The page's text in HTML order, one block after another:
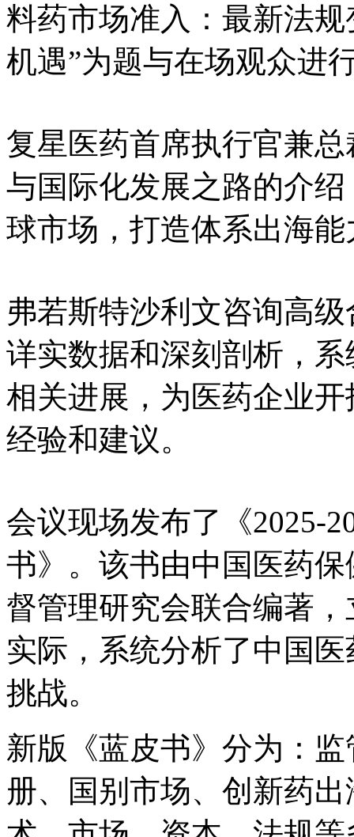
料药市场准入：最新法
机遇”为题与在场观众进
复星医药首席执行官兼
与国际化发展之路的介
球市场，打造体系出海
弗若斯特沙利文咨询高
详实数据和深刻剖析，
相关进展，为医药企业
经验和建议。
会议现场发布了《2025-
书》。该书由中国医药
督管理研究会联合编著
实际，系统分析了中国
挑战。
新版《蓝皮书》分为：
册、国别市场、创新药